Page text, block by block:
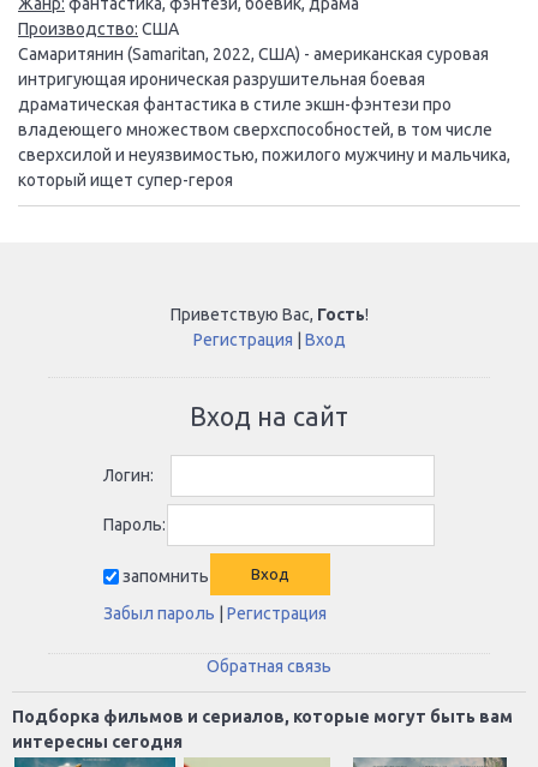
Жанр: фантастика, фэнтези, боевик, драма
Производство: США
Самаритянин (Samaritan, 2022, США) - американская суровая
интригующая ироническая разрушительная боевая
драматическая фантастика в стиле экшн-фэнтези про
владеющего множеством сверхспособностей, в том числе
сверхсилой и неуязвимостью, пожилого мужчину и мальчика,
который ищет супер-героя
Приветствую Вас, Гость!
Регистрация
Вход
Вход на сайт
Логин:
Пароль:
запомнить
Забыл пароль
Регистрация
Обратная связь
Подборка фильмов и сериалов, которые могут быть вам
интересны сегодня